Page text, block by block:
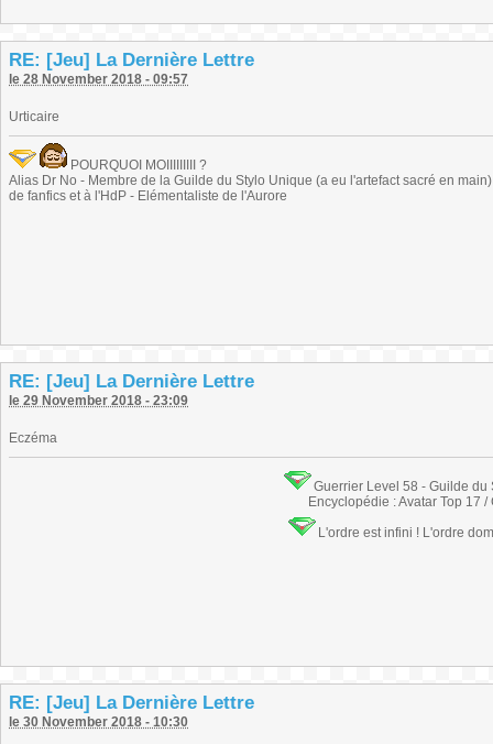
RE: [Jeu] La Dernière Lettre
le 28 November 2018 - 09:57
Urticaire
POURQUOI MOIIIIIIIII ?
Alias Dr No - Membre de la Guilde du Stylo Unique (a eu l'artefact sacré en
de fanfics et à l'HdP - Elémentaliste de l'Aurore
RE: [Jeu] La Dernière Lettre
le 29 November 2018 - 23:09
Eczéma
Guerrier Level 58 - Guilde
Encyclopédie : Avatar Top 17 /
L'ordre est infini ! L'ordre
RE: [Jeu] La Dernière Lettre
le 30 November 2018 - 10:30